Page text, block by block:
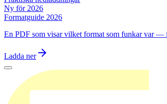
Ny för 2026
Formatguide 2026
En PDF som visar vilket format som funkar var —
Ladda ner